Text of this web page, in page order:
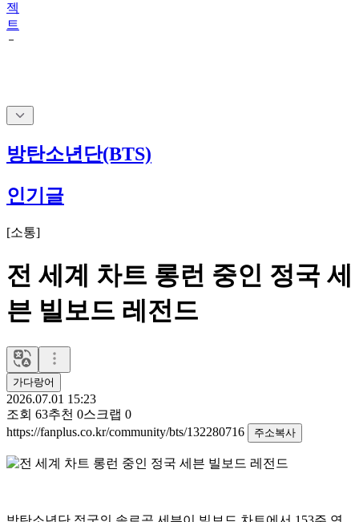
젝
트
방탄소년단(BTS)
인기글
[소통]
전 세계 차트 롱런 중인 정국 세
븐 빌보드 레전드
가다랑어
2026.07.01 15:23
조회 63추천 0스크랩 0
https://fanplus.co.kr/community/bts/132280716
주소복사